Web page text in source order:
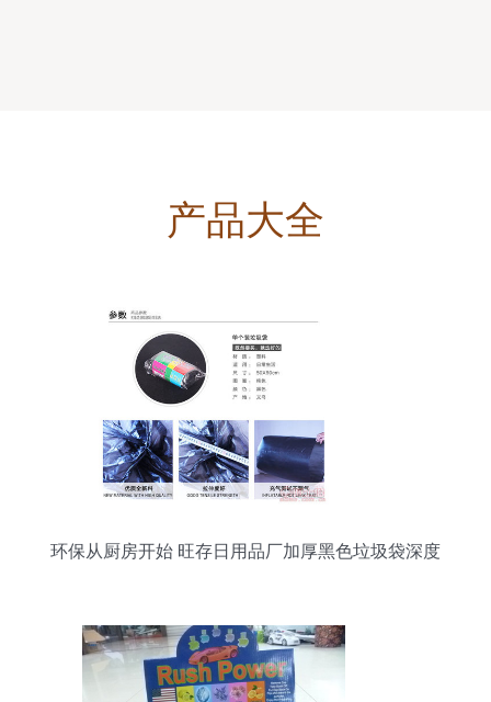
产品大全
环保从厨房开始 旺存日用品厂加厚黑色垃圾袋深度